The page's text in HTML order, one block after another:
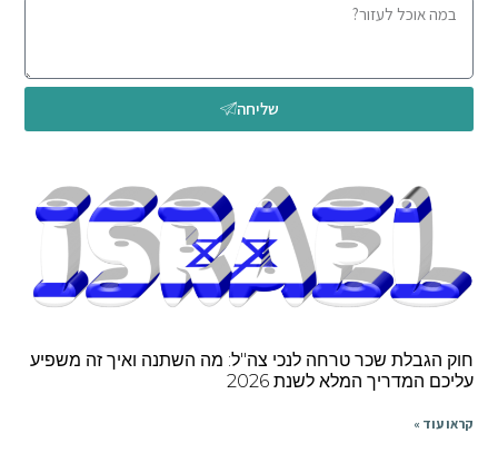
שליחה
חוק הגבלת שכר טרחה לנכי צה"ל: מה השתנה ואיך זה משפיע
עליכם המדריך המלא לשנת 2026
קראו עוד »